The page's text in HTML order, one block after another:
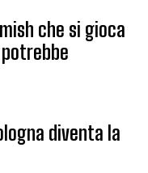
che si gioca
diventa la